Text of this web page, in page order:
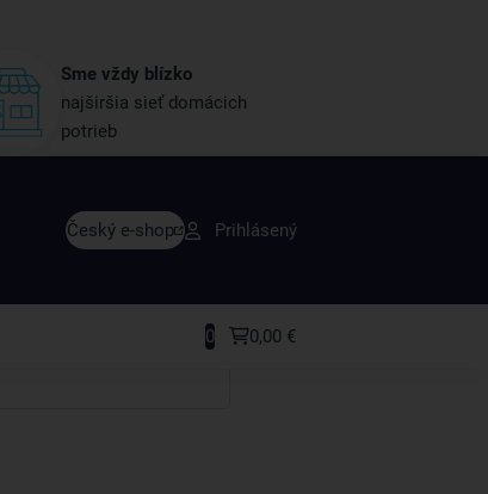
Sme vždy blízko
najširšia sieť domácich
potrieb
Český e-shop Prihlásený
0 0,00 €